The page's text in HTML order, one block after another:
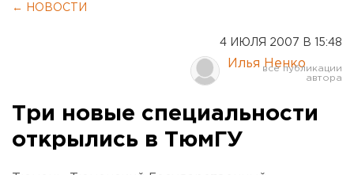
← НОВОСТИ
4 ИЮЛЯ 2007 В 15:48
Илья Ненко
Три новые специальности
открылись в ТюмГУ